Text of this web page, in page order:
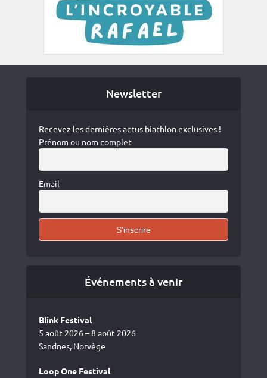
Newsletter
Recevez les dernières actus biathlon exclusives !
Prénom ou nom complet
Email
Événements à venir
Blink Festival
5 août 2026 – 8 août 2026
Sandnes, Norvège
Loop One Festival